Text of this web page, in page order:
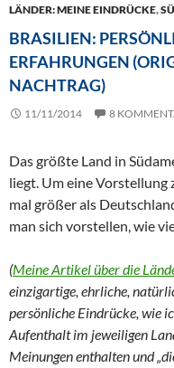
LÄNDER: MEINE EINDRÜCKE,
BRASILIEN:
ERFAHRUNGEN
NACHTRAG)
11/11/2014 8
Das größte Land in
liegt. Um eine Vorstellung
mal größer als
man sich vorstellen, wie
(Meine Artikel über die
einzigartige, ehrliche,
persönliche Eindrücke, wie
Aufenthalt im jeweiligen
Meinungen enthalten und